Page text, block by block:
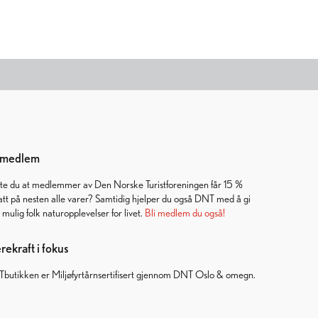
du at medlemmer av Den Norske Turistforeningen får 15 %
på nesten alle varer? Samtidig hjelper du også DNT med å gi
mulig folk naturopplevelser for livet. Bli medlem du også!
i fokus
er Miljøfyrtårnsertifisert gjennom DNT Oslo & omegn.